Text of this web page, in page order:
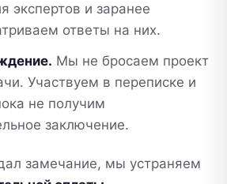
экспертов и заранее
ответы на них.
Мы не бросаем проект
Участвуем в переписке и
не получим
заключение.
замечание, мы устраняем